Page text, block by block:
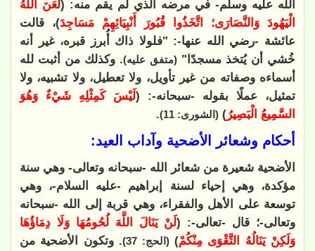
الله عليه وسلم- في مرضه الذي لم يقم منه: (لَعَنَ اللَّهُ
الْيَهُودَ وَالنَّصَارَى؛ اتَّخَذُوا قُبُورَ أَنْبِيَائِهِمْ مَسَاجِدَ)، قالت
عائشة -رضي الله عنها-: "فلولا ذاك أُبرز قبره، غير أنه
خُشي أن يُتخذ مسجدًا"(متفق عليه). وكذلك من أثبت لله
أسماءه وصفاته من غير تأويل، ولا تعطيل، ولا تشبيه، ولا
تمثيل، عملًا بقوله -سبحانه-: (لَيْسَ كَمِثْلِهِ شَيْءٌ وَهُوَ
السَّمِيعُ الْبَصِيرُ) (الشورى: 11) .
أحكام وشعائر الأضحية وآداب العيد:
الأضحية شعيرة من شعائر الله -سبحانه وتعالى- وهي سنة
مؤكدة، وهي إحياء لسنة إبراهيم -عليه السلام-، وهي
توسعة على الأهل والفقراء، وهي قربة إلى الله -سبحانه
وتعالى-؛ قال -تعالى-: (لَنْ يَنَالَ اللَّهَ لُحُومُهَا وَلَا دِمَاؤُهَا
وَلَكِنْ يَنَالُهُ التَّقْوَى مِنْكُمْ)(الحج: 37)
. وتكون الأضحية من